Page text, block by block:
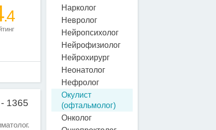
.4
1365
Нарколог
Невролог
Нейропсихолог
Нейрофизиолог
Нейрохирург
Неонатолог
Нефролог
Окулист
(офтальмолог)
Онколог